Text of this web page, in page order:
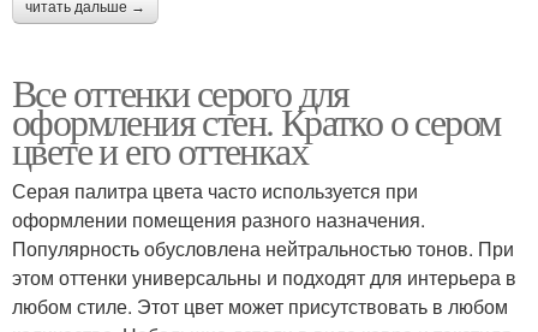
читать дальше →
Все оттенки серого для
оформления стен. Кратко о сером
цвете и его оттенках
Серая палитра цвета часто используется при
оформлении помещения разного назначения.
Популярность обусловлена нейтральностью тонов. При
этом оттенки универсальны и подходят для интерьера в
любом стиле. Этот цвет может присутствовать в любом